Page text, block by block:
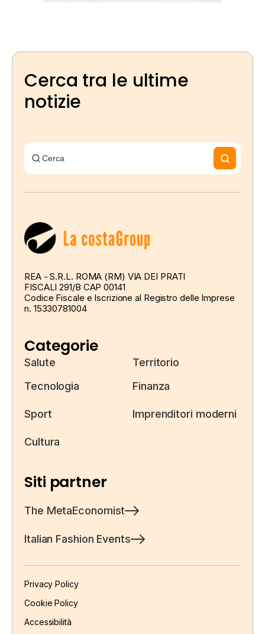
Cerca tra le ultime
notizie
REA - S.R.L. ROMA (RM) VIA DEI PRATI
FISCALI 291/B CAP 00141
Codice Fiscale e Iscrizione al Registro delle Imprese
n. 15330781004
Categorie
Salute
Tecnologia
Sport
Cultura
Territorio
Finanza
Imprenditori moderni
Siti partner
The MetaEconomist
Italian Fashion Events
Privacy Policy
Cookie Policy
Accessibilità